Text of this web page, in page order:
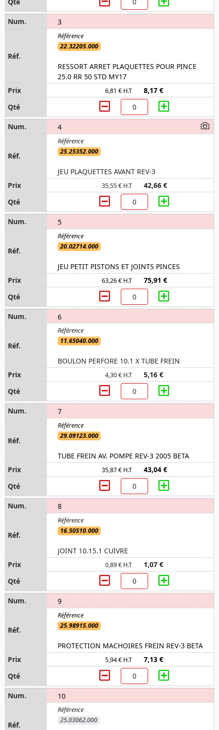
3
22.32205.000
RESSORT ARRET PLAQUETTES POUR PINCE
25.0 RR 50 STD MY17
6,81 € H.T 8,17 €
4
25.25352.000
JEU PLAQUETTES AVANT REV-3
35,55 € H.T 42,66 €
5
20.02714.000
JEU PETIT PISTONS ET JOINTS PINCES
63,26 € H.T 75,91 €
6
11.65040.000
BOULON PERFORE 10.1 X TUBE FREIN
4,30 € H.T 5,16 €
7
29.09123.000
TUBE FREIN AV. POMPE REV-3 2005 BETA
35,87 € H.T 43,04 €
8
16.50510.000
JOINT 10.15.1 CUIVRE
0,89 € H.T 1,07 €
9
25.98915.000
PROTECTION MACHOIRES FREIN REV-3 BETA
5,94 € H.T 7,13 €
10
25.03062.000